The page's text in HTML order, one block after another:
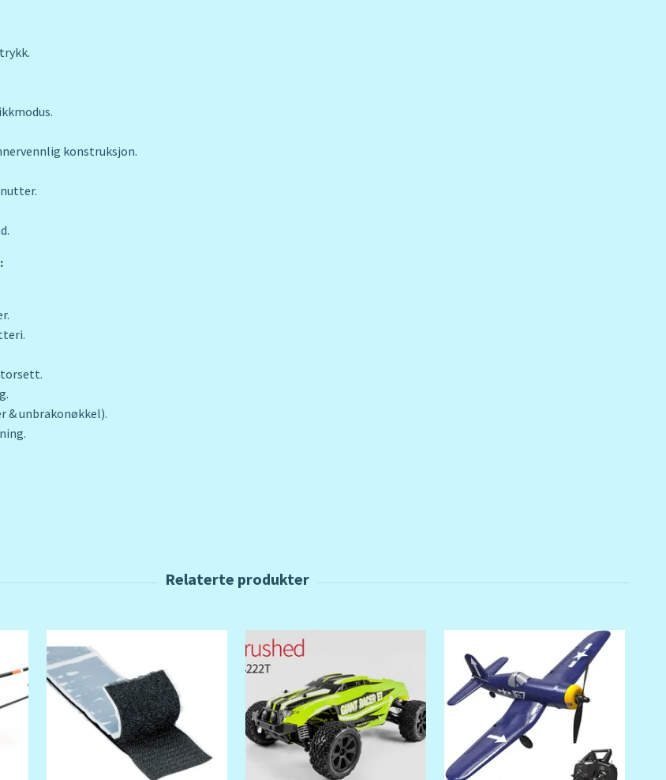
konstruksjon.
& unbrakonøkkel).